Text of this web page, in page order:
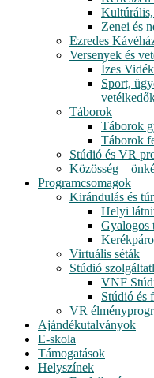
Zenei és
Ezredes
Versenyek és
Ízes
Sport,
Táborok
Táborok
Táborok
Stúdió és VR
Közösség –
Programcsomagok
Kirándulás és
Helyi
Gyalogos
Virtuális séták
Stúdió
VNF
Stúdió és
VR
Ajándékutalványok
E-skola
Támogatások
Helyszínek